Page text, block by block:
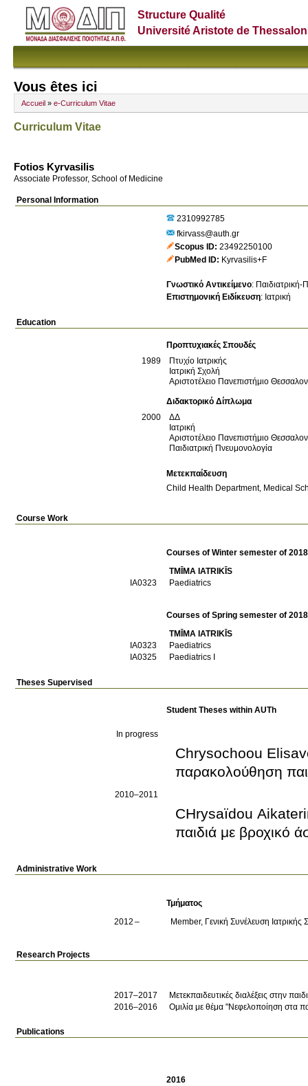
Structure Qualité
Université Aristote de
Vous êtes ici
Accueil » e-Curriculum Vitae
Curriculum Vitae
Fotios Kyrvasilis
Associate Professor, School of Medicine
Personal Information
2310992785
fkirvass@auth.gr
Scopus ID 23492250100
PubMed ID Kyrvasilis+F
Γνωστικό Αντικείμενο: Παιδιατρική-
Επιστημονική Ειδίκευση: Ιατρική
Education
Προπτυχιακές Σπουδές
1989
Πτυχίο Ιατρικής
Ιατρική Σχολή
Αριστοτέλειο Πανεπιστήμιο
Διδακτορικό Δίπλωμα
2000
ΔΔ
Ιατρική
Αριστοτέλειο Πανεπιστήμιο
Παιδιατρική Πνευμονολογία
Μετεκπαίδευση
Child Health Department, Medical
Course Work
Courses of Winter semester of
TMĪMA IATRIKĪS
ΙΑ0323
Paediatrics
Courses of Spring semester of
TMĪMA IATRIKĪS
ΙΑ0323
Paediatrics
ΙΑ0325
Paediatrics I
Theses Supervised
Student Theses within AUTh
In progress
Chrysochoou
παρακολούθηση
2010–2011
CΗrysaïdou
παιδιά με βροχικό
Administrative Work
Τμήματος
2012
Member, Γενική Συνέλευση Ιατρικής
Research Projects
2017–2017
Μετεκπαιδευτικές διαλέξεις στην
2016–2016
Ομιλία με θέμα "Νεφελοποίηση στα
Publications
2016